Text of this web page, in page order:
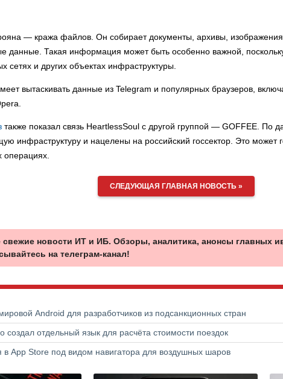
— кража файлов. Он собирает документы, архивы,
данные. Такая информация может быть особенно важной,
сетях и других объектах инфраструктуры.
вытаскивать данные из Telegram и популярных браузеров,
также показал связь HeartlessSoul с другой группой — GOFFEE. По
инфраструктуру и нацелены на российский госсектор. Это может
операциях.
СЛЕДУЮЩАЯ ГЛАВНАЯ НОВОСТЬ »
новости ИТ и ИБ. Обзоры, аналитика, анонсы главных
на телеграм-канал!
Android для разработчиков из подсанкционных стран
создал отдельный язык для расчёта стоимости поездок
в App Store под видом навигатора для воздушных шаров